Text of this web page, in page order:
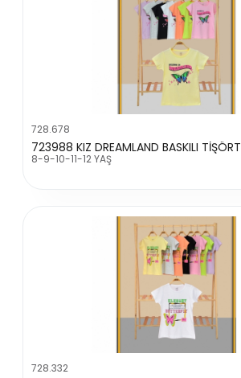
728.678
723988 KIZ DREAMLAND BASKILI TİŞÖRT
8-9-10-11-12 YAŞ
728.332